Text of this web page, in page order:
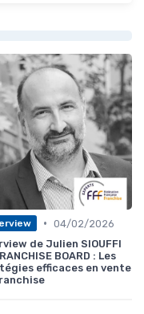
• 04/02/2026
de Julien SIOUFFI
BOARD : Les
efficaces en vente